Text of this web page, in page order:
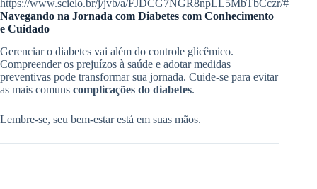
https://www.scielo.br/j/jvb/a/FJDCG7NGR8npLL5MbTbCczr/#
Navegando na Jornada com Diabetes com Conhecimento
e Cuidado
Gerenciar o diabetes vai além do controle glicêmico.
Compreender os prejuízos à saúde e adotar medidas
preventivas pode transformar sua jornada. Cuide-se para evitar
as mais comuns complicações do diabetes.
Lembre-se, seu bem-estar está em suas mãos.